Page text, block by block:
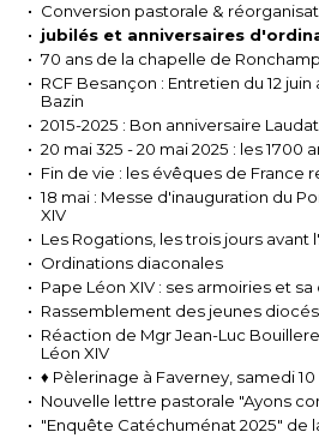
Conversion pastorale &
jubilés et anniversaires
70 ans de la chapelle de Ronchamp
RCF Besançon : Entretien du 12
Bazin
2015-2025 : Bon anniversaire
20 mai 325 - 20 mai 2025 : les 1700
Fin de vie : les évêques de France
18 mai : Messe d'inauguration du
XIV
Les Rogations, les trois jours avant
Ordinations diaconales
Pape Léon XIV : ses armoiries et
Rassemblement des jeunes
Réaction de Mgr Jean-Luc
Léon XIV
♦ Pèlerinage à Faverney, samedi 10
Nouvelle lettre pastorale "Ayons
"Enquête Catéchuménat 2025" de